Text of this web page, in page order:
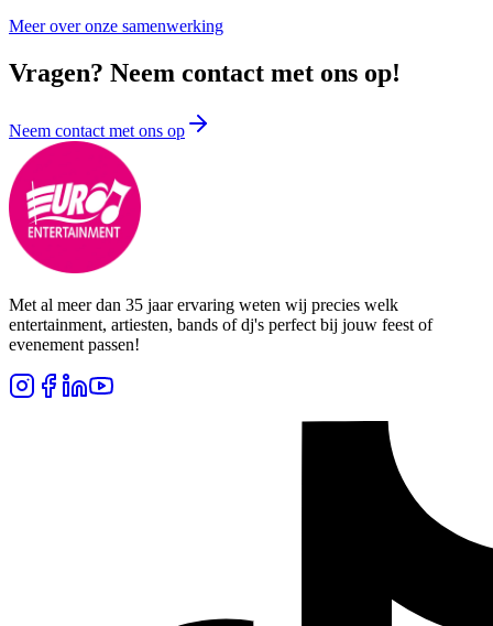
Meer over onze samenwerking
Vragen? Neem contact met ons op!
Neem contact met ons op
Met al meer dan 35 jaar ervaring weten wij precies welk
entertainment, artiesten, bands of dj's perfect bij jouw feest of
evenement passen!